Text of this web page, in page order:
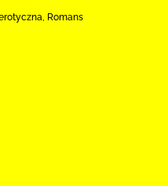
Romans